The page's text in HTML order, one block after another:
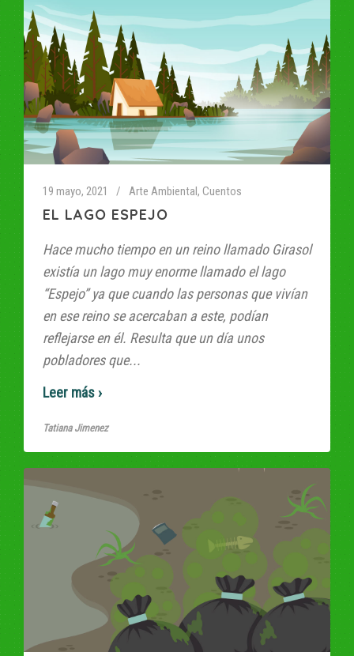
19 mayo, 2021 Arte Ambiental, Cuentos
EL LAGO ESPEJO
Hace mucho tiempo en un reino llamado Girasol
existía un lago muy enorme llamado el lago
“Espejo” ya que cuando las personas que vivían
en ese reino se acercaban a este, podían
reflejarse en él. Resulta que un día unos
pobladores que...
Tatiana Jimenez